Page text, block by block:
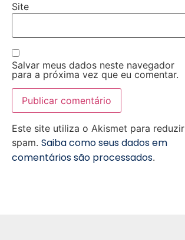
Site
Salvar meus dados neste navegador
para a próxima vez que eu comentar.
Este site utiliza o Akismet para reduzir
spam. Saiba como seus dados em
comentários são processados.